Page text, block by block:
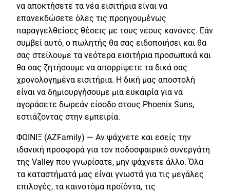
να αποκτήσετε τα νέα εισιτήρια είναι να
επανεκδώσετε όλες τις προηγουμένως
παραγγελθείσες θέσεις με τους νέους κανόνες. Εάν
συμβεί αυτό, ο πωλητής θα σας ειδοποιήσει και θα
σας στείλουμε τα νεότερα εισιτήρια προσωπικά και
θα σας ζητήσουμε να απορρίψετε τα δικά σας
χρονολογημένα εισιτήρια. Η δική μας αποστολή
είναι να δημιουργήσουμε μια ευκαιρία για να
αγοράσετε δωρεάν είσοδο στους Phoenix Suns,
εστιάζοντας στην εμπειρία.
ΦΟΙΝΙΞ (AZFamily) — Αν ψάχνετε και εσείς την
ιδανική προσφορά για τον ποδοσφαιρικό συνεργάτη
της Valley που γνωρίσατε, μην ψάχνετε άλλο. Όλα
τα καταστήματά μας είναι γνωστά για τις μεγάλες
επιλογές, τα καινοτόμα προϊόντα, τις